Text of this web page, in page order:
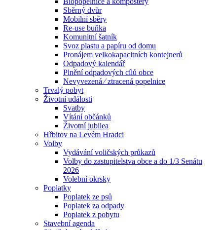
Sběrný dvůr
Mobilní sběry
Re-use buňka
Komunitní šatník
Svoz plastu a papíru od domu
Pronájem velkokapacitních kontejnerů
Odpadový kalendář
Plnění odpadových cílů obce
Nevyvezená ⁄ ztracená popelnice
Trvalý pobyt
Životní události
Svatby
Vítání občánků
Životní jubilea
Hřbitov na Levém Hradci
Volby
Vydávání voličských průkazů
Volby do zastupitelstva obce a do 1/3 Senátu
2026
Volební okrsky
Poplatky
Poplatek ze psů
Poplatek za odpady
Poplatek z pobytu
Stavební agenda